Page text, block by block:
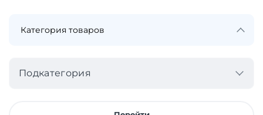
Подкатегория